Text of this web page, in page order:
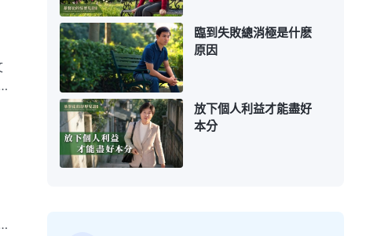
臨到失敗總消極是什麽
原因
放下個人利益才能盡好
本分